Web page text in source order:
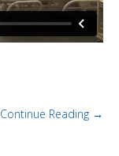
Continue Reading →